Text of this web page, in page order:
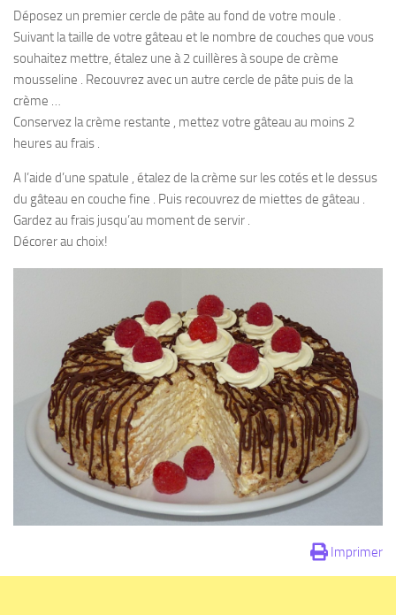
Déposez un premier cercle de pâte au fond de votre moule .
Suivant la taille de votre gâteau et le nombre de couches que vous
souhaitez mettre, étalez une à 2 cuillères à soupe de crème
mousseline . Recouvrez avec un autre cercle de pâte puis de la
crème …
Conservez la crème restante , mettez votre gâteau au moins 2
heures au frais .
A l’aide d’une spatule , étalez de la crème sur les cotés et le dessus
du gâteau en couche fine . Puis recouvrez de miettes de gâteau .
Gardez au frais jusqu’au moment de servir .
Décorer au choix!
Imprimer